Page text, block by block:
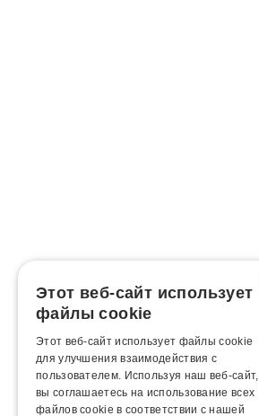
Этот веб-сайт использует
файлы cookie
Этот веб-сайт использует файлы cookie
для улучшения взаимодействия с
пользователем. Используя наш веб-сайт,
вы соглашаетесь на использование всех
файлов cookie в соответствии с нашей